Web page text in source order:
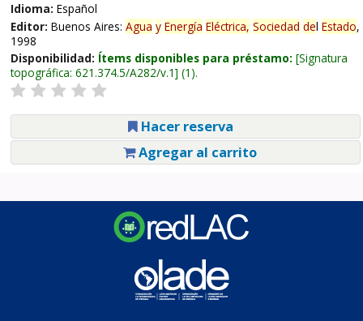
Idioma: Español
Editor: Buenos Aires: Agua y Energía Eléctrica, Sociedad del Estado,
1998
Disponibilidad: Ítems disponibles para préstamo: Signatura
topográfica: 621.374.5/A282/v.1 (1).
Hacer reserva
Agregar al carrito